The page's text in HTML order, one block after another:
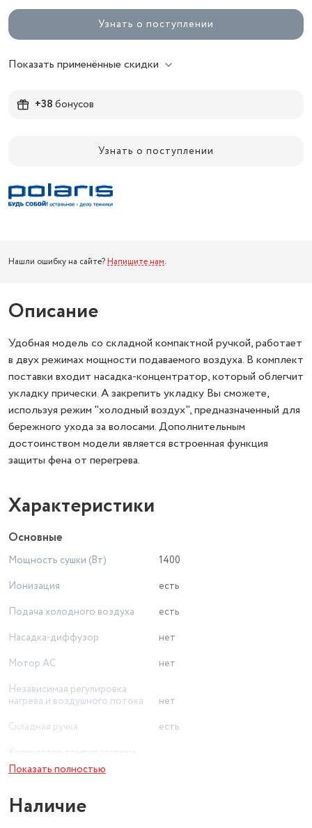
Узнать о поступлении
Показать применённые скидки
+38бонусов
Узнать о поступлении
Нашли ошибку на сайте? Напишите нам.
Описание
Удобная модель со складной компактной ручкой, работает
в двух режимах мощности подаваемого воздуха. В комплект
поставки входит насадка-концентратор, который облегчит
укладку прически. А закрепить укладку Вы сможете,
используя режим "холодный воздух", предназначенный для
бережного ухода за волосами. Дополнительным
достоинством модели является встроенная функция
защиты фена от перегрева.
Характеристики
Основные
Мощность сушки (Вт)
1400
Ионизация
есть
Подача холодного воздуха
есть
Насадка-диффузор
нет
Мотор AC
нет
Независимая регулировка
нагрева и воздушного потока
нет
Складная ручка
есть
режимов
Длина сетевого шнура (м)
Показать полностью
Наличие